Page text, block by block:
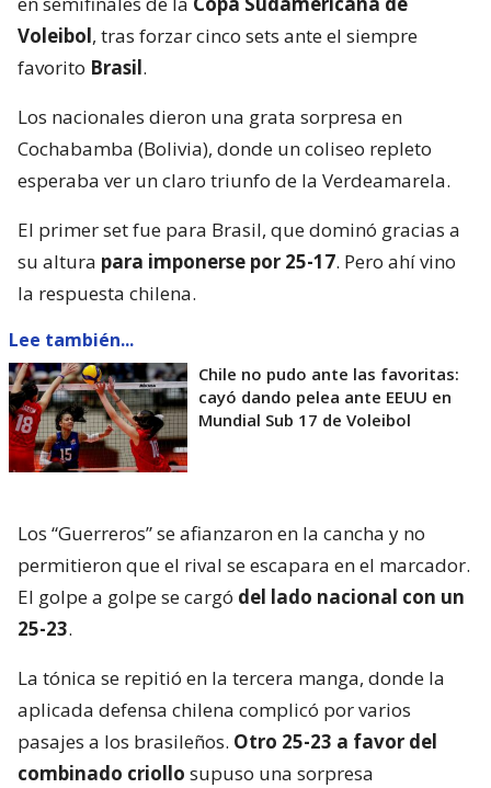
Voleibol, tras forzar cinco sets ante el siempre
favorito Brasil.
Los nacionales dieron una grata sorpresa en
Cochabamba (Bolivia), donde un coliseo repleto
esperaba ver un claro triunfo de la Verdeamarela.
El primer set fue para Brasil, que dominó gracias a
su altura para imponerse por 25-17. Pero ahí vino
la respuesta chilena.
Lee también...
Chile no pudo ante las favoritas:
cayó dando pelea ante EEUU en
Mundial Sub 17 de Voleibol
Los “Guerreros” se afianzaron en la cancha y no
permitieron que el rival se escapara en el marcador.
El golpe a golpe se cargó del lado nacional con un
25-23.
La tónica se repitió en la tercera manga, donde la
aplicada defensa chilena complicó por varios
pasajes a los brasileños. Otro 25-23 a favor del
combinado criollo supuso una sorpresa